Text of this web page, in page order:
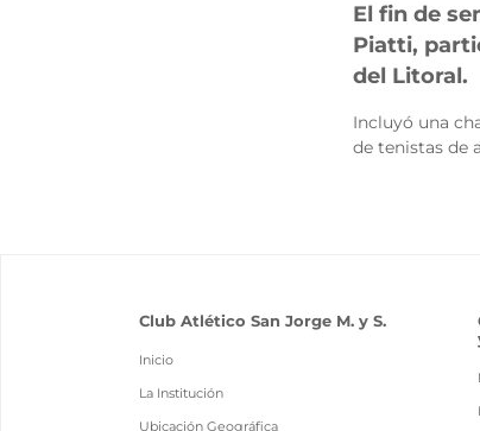
El fin de
Piatti,
del Litoral.
Incluyó una
de tenistas de
Club Atlético San Jorge M. y S.
Inicio
La Institución
Ubicación Geográfica